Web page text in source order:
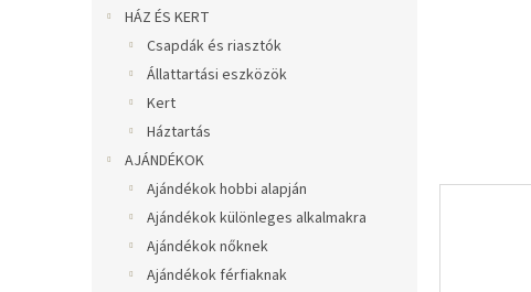
HÁZ ÉS KERT
Csapdák és riasztók
Állattartási eszközök
Kert
Háztartás
AJÁNDÉKOK
Ajándékok hobbi alapján
Ajándékok különleges alkalmakra
Ajándékok nőknek
Ajándékok férfiaknak